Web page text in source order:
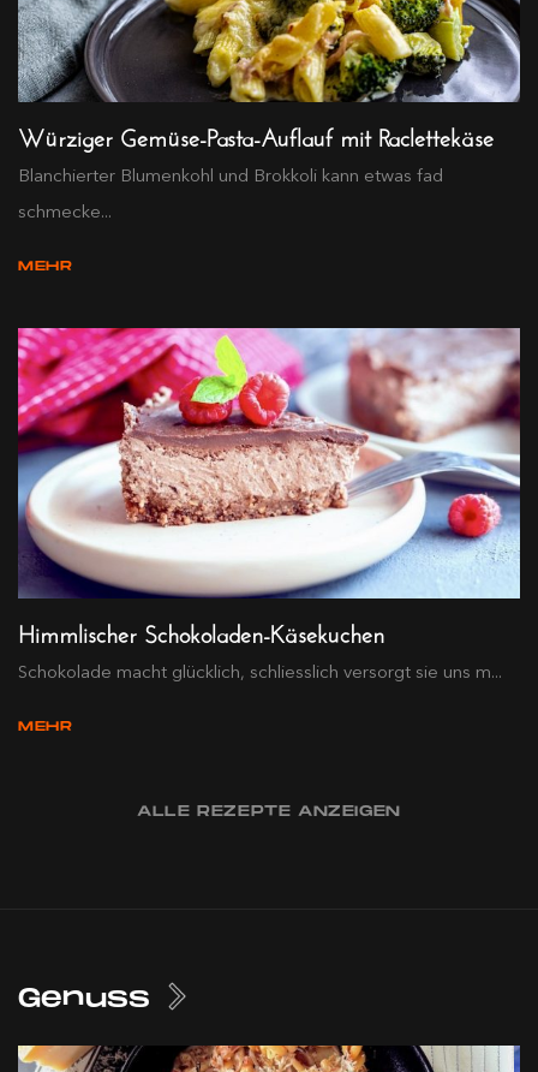
Würziger Gemüse-Pasta-Auflauf mit Raclettekäse
Blanchierter Blumenkohl und Brokkoli kann etwas fad
schmecke...
MEHR
Himmlischer Schokoladen-Käsekuchen
Schokolade macht glücklich, schliesslich versorgt sie uns m...
MEHR
ALLE REZEPTE ANZEIGEN
Genuss